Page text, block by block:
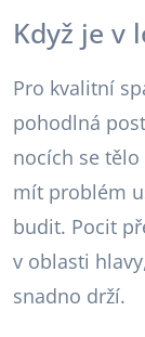
Když je v
Pro kvalitní
pohodlná
nocích se
mít problém
budit. Pocit
v oblasti
snadno drží.